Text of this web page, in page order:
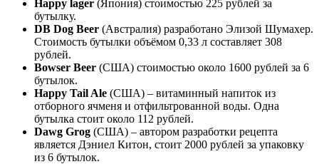
Happy lager (Япония) стоимостью 225 рублей за
бутылку.
DB Dog Beer (Австралия) разработано Элизой Шумахер.
Стоимость бутылки объёмом 0,33 л составляет 308
рублей.
Bowser Beer (США) стоимостью около 1600 рублей за 6
бутылок.
Happy Tail Ale (США) – витаминный напиток из
отборного ячменя и отфильтрованной воды. Одна
бутылка стоит около 112 рублей.
Dawg Grog (США) – автором разработки рецепта
является Дэниел Китон, стоит 2000 рублей за упаковку
из 6 бутылок.